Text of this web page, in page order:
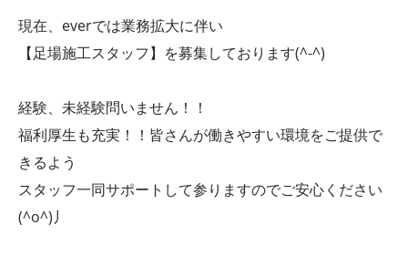
現在、everでは業務拡大に伴い
【足場施工スタッフ】を募集しております(^-^)
経験、未経験問いません！！
福利厚生も充実！！皆さんが働きやすい環境をご提供で
きるよう
スタッフ一同サポートして参りますのでご安心ください
(^o^)丿